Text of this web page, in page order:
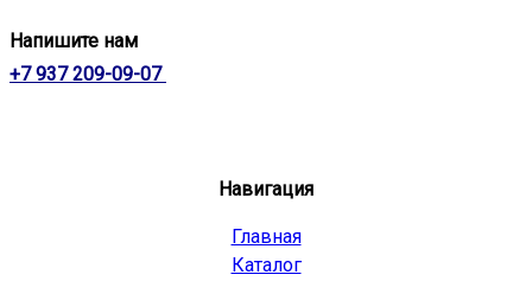
Напишите нам
+7 937 209-09-07
Навигация
Главная
Каталог